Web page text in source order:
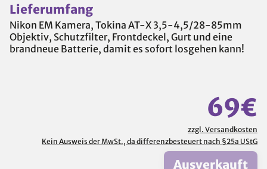
Lieferumfang
Nikon EM Kamera, Tokina AT-X 3,5-4,5/28-85mm
Objektiv, Schutzfilter, Frontdeckel, Gurt und eine
brandneue Batterie, damit es sofort losgehen kann!
69€
zzgl. Versandkosten
Kein Ausweis der MwSt., da differenzbesteuert nach §25a UStG
Ausverkauft